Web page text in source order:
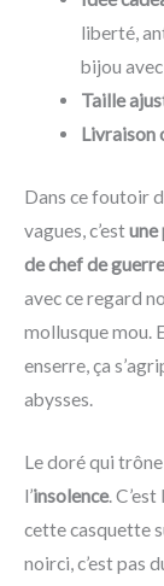
liberté,
bijou
Taille
Livraison
Dans ce foutoir
vagues, c’estune
de chef de
avec ce regard
mollusque mou.
enserre, ça
abysses.
Le doré qui trône
l’insolence.
cette casquette
noirci, c’est pas